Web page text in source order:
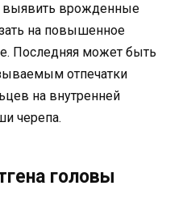
врожденные
на повышенное
Последняя может быть
отпечатки
на внутренней
черепа.
головы